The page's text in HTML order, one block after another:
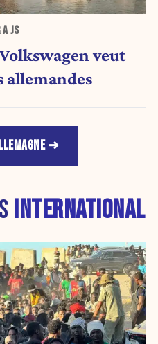
JS
veut
allemandes
INTERNATIONAL